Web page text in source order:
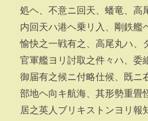
処ヘ、不意ニ回天、蟠竜、高
内回天ハ港ヘ乗リ入、剛鉄艦
愉快之一戦有之、高尾丸ハ、
官軍艦ヨリ討取之件々ハ、委
御届有之候ニ付略仕候、既ニ
部地ヘ向キ航海、其形勢重畳
居之英人ブリキストンヨリ報